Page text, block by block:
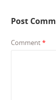
Post
Comment*